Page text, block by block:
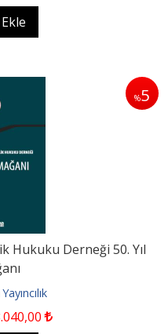
%5
Hukuku Derneği 50. Yıl
,00